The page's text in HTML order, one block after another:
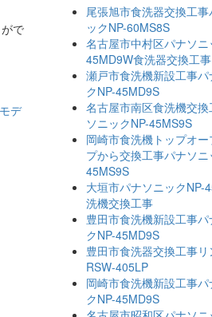
で
デ
尾張旭市食洗器交換工事
ックNP-60MS8S
名古屋市中村区パナソニ
45MD9W食洗器交換工事
瀬戸市食洗機新設工事パ
クNP-45MD9S
名古屋市南区食洗機交換
ソニックNP-45MS9S
岡崎市食洗機トップオー
プから交換工事パナソニ
45MS9S
大垣市パナソニックNP-
洗機交換工事
豊田市食洗機新設工事パ
クNP-45MD9S
豊田市食洗器交換工事リ
RSW-405LP
岡崎市食洗機新設工事パ
クNP-45MD9S